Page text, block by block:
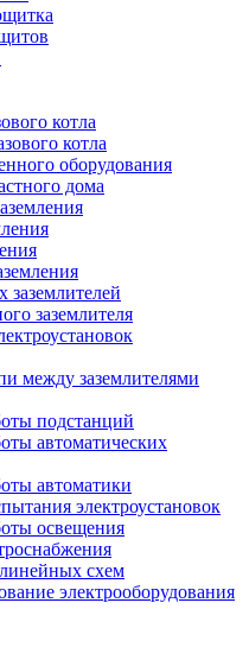
котла
котла
оборудования
дома
заземлителя
между заземлителями
подстанций
автоматических
автоматики
электроустановок
освещения
схем
электрооборудования